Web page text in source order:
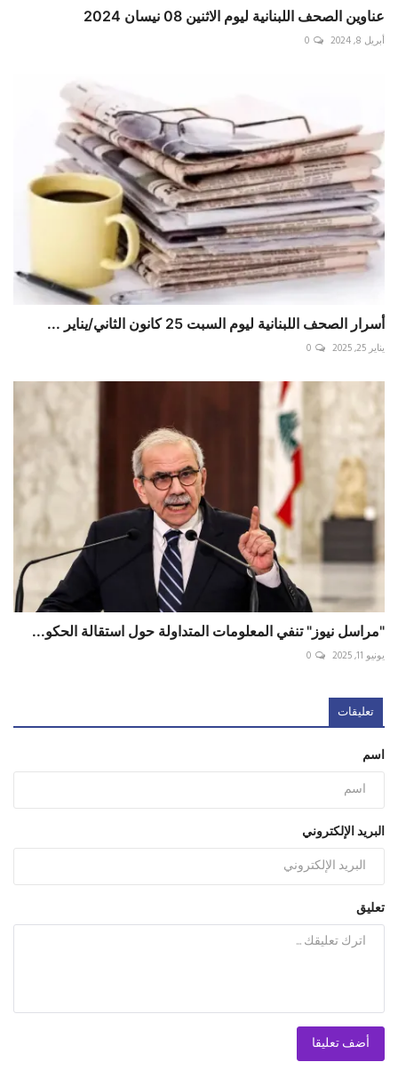
عناوين الصحف اللبنانية ليوم الاثنين 08 نيسان 2024
أبريل 8, 2024 0
أسرار الصحف اللبنانية ليوم السبت 25 كانون الثاني/يناير ...
يناير 25, 2025 0
"مراسل نيوز" تنفي المعلومات المتداولة حول استقالة الحكو...
يونيو 11, 2025 0
تعليقات
اسم
البريد الإلكتروني
تعليق
أضف تعليقا